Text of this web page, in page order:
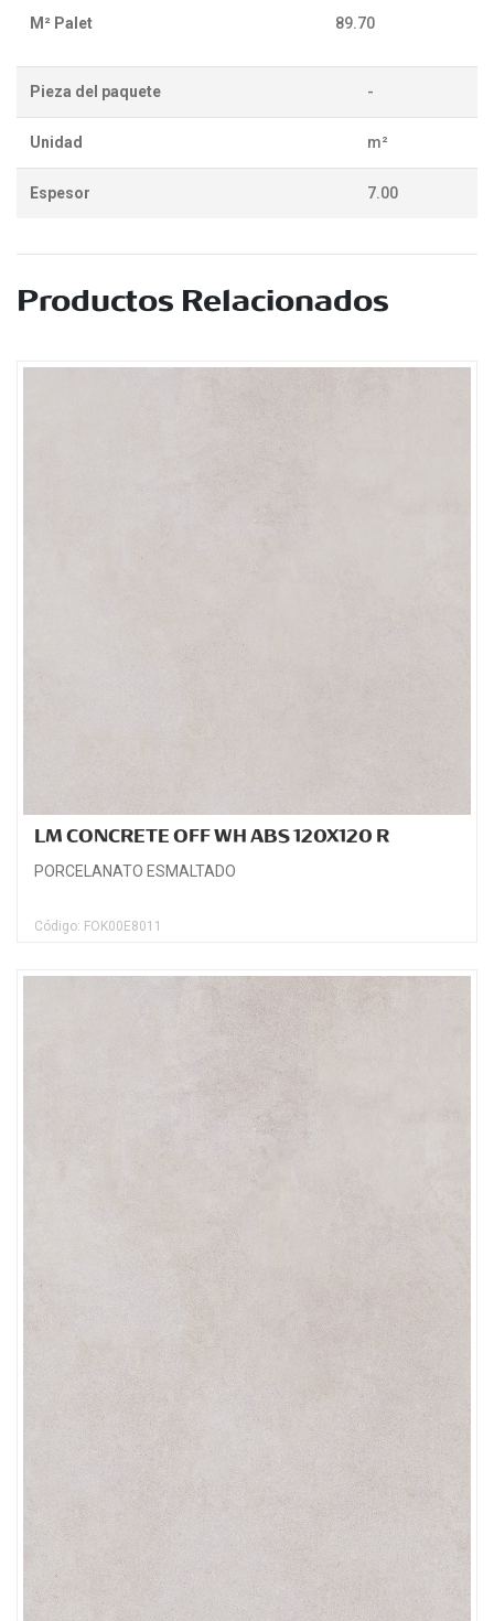
M² Palet 89.70
Pieza del paquete -
Unidad m²
Espesor 7.00
Productos Relacionados
LM CONCRETE OFF WH ABS 120X120 R
PORCELANATO ESMALTADO
Código: FOK00E8011